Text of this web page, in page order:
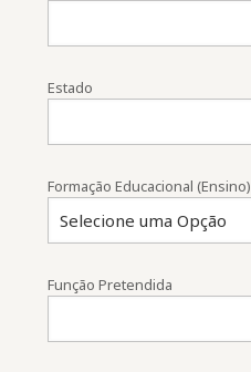
Estado
Formação Educacional (Ensino)
Função Pretendida